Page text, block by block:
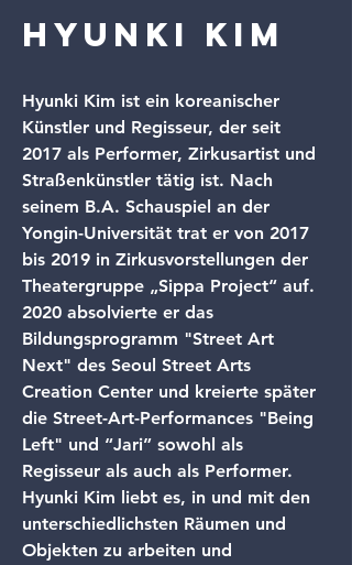
Hyunki Kim
Hyunki Kim ist ein koreanischer
Künstler und Regisseur, der seit
2017 als Performer, Zirkusartist und
Straßenkünstler tätig ist. Nach
seinem B.A. Schauspiel an der
Yongin-Universität trat er von 2017
bis 2019 in Zirkusvorstellungen der
Theatergruppe „Sippa Project“ auf.
2020 absolvierte er das
Bildungsprogramm "Street Art
Next" des Seoul Street Arts
Creation Center und kreierte später
die Street-Art-Performances "Being
Left" und “Jari” sowohl als
Regisseur als auch als Performer.
Hyunki Kim liebt es, in und mit den
unterschiedlichsten Räumen und
Objekten zu arbeiten und